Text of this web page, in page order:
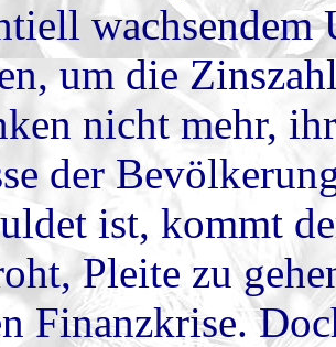
um die
nicht mehr,
der
ist, kommt
Pleite zu
Finanzkrise.